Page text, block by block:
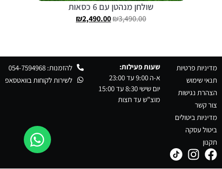
שולחן מנהטן עם 6 כסאות
₪3,490.00
₪2,490.00
מדיניות פרטיות
תנאי שימוש
הצהרת נגישות
צור קשר
מדיניות ביטולים
ביטול עסקה
תקנון
שעות פעילות:
א-ה 9:00 עד 23:00
יום שישי 8:30 עד 15:00
מוצ"ש עד חצות
להזמנות: 054-7594968
לשירות לקוחות בוואטסאפ